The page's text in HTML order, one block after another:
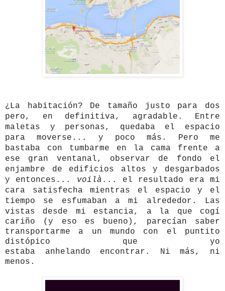
¿La habitación? De tamaño justo para dos
pero, en definitiva, agradable. Entre
maletas y personas, quedaba el espacio
para moverse... y poco más. Pero me
bastaba con tumbarme en la cama frente a
ese gran ventanal, observar de fondo el
enjambre de edificios altos y desgarbados
y entonces... voilà ... el resultado era mi
cara satisfecha mientras el espacio y el
tiempo se esfumaban a mi alrededor. Las
vistas desde mi estancia, a la que cogí
cariño (y eso es bueno), parecían saber
transportarme a un mundo con el puntito
distópico que yo
estaba anhelando encontrar. Ni más, ni
menos.